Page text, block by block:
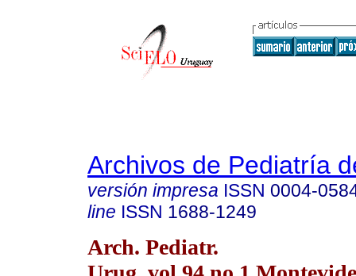
Archivos de Pediatría
versión impresa ISSN 0004-
line ISSN 1688-1249
Arch. Pediatr.